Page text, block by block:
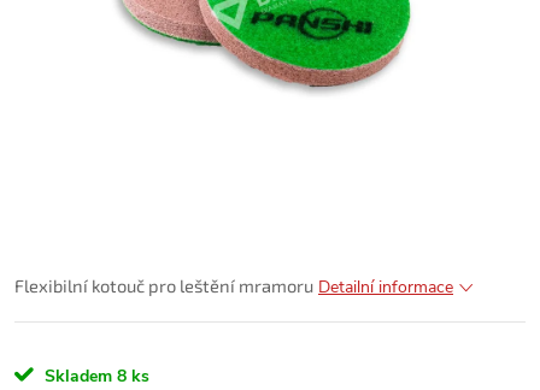
Flexibilní kotouč pro leštění mramoru Detailní informace
Skladem 8 ks